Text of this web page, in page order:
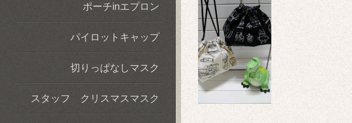
ポーチinエプロン
パイロットキャップ
切りっぱなしマスク
スタッフ クリスマスマスク